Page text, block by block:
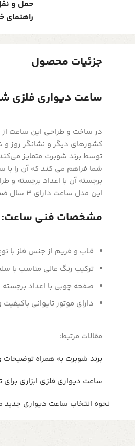
حمل و
راهنمای
جزئیات محصول
ساعت دیواری فلزی شوبرت مدل
کشورهای دیگر و نشانگر روز
توسط برند شوبرت متمایز
شما فراهم می کند که آن را با
این مدل ساعت دارای 3 سال ضمانت بدون قید و شرط می باشد.
مشخصات فنی ساعت:
قـاب و فریـم از جنس فلز با
ترکیب رنگ عالی مناسب با
صفحه چوبی با اعداد برجسته و
دارای موتور تایوانی باکیفیت
مقالات مرتبط:
برند شوبرت به همراه
ساعت دیواری فلزی ابزاری
نحوه انتخاب ساعت دیواری جدید